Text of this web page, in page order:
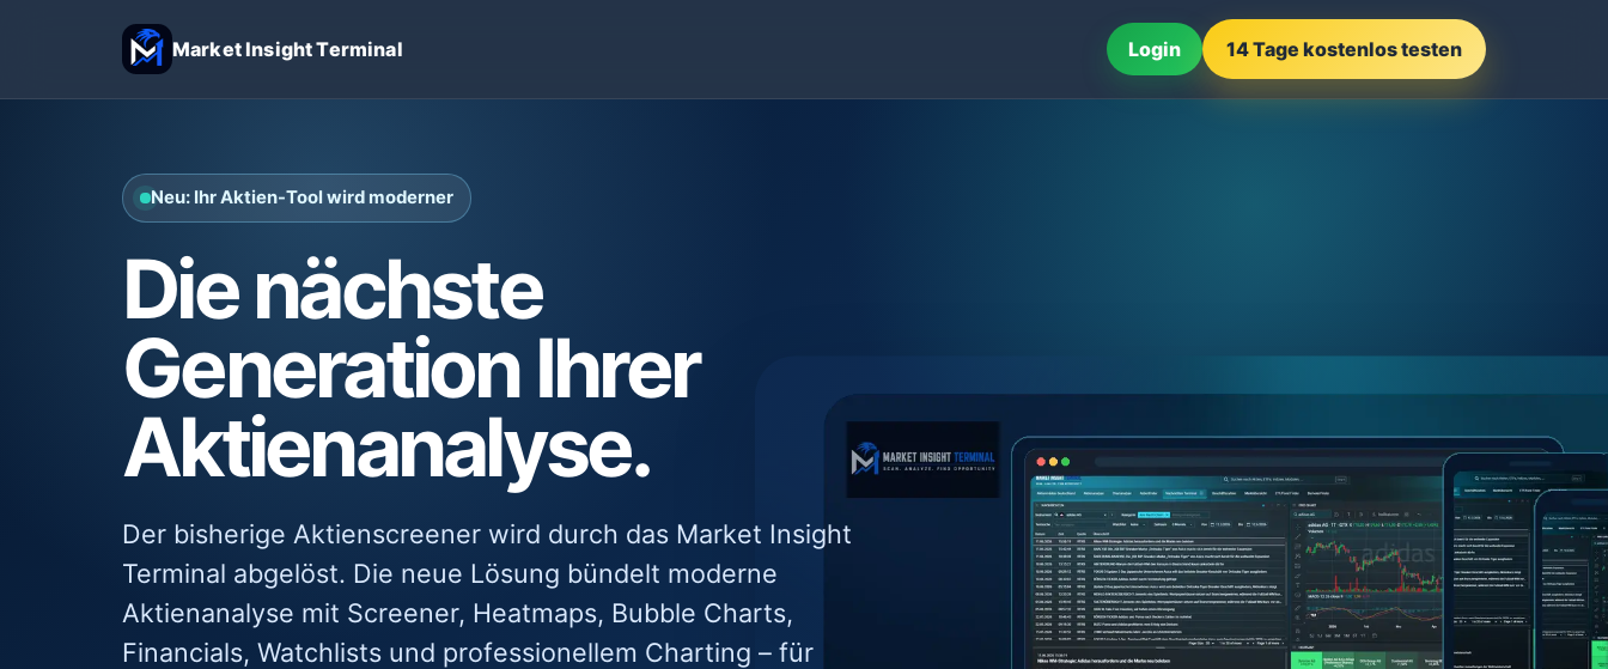
Market Insight Terminal Login 14 Tage kostenlos testen
Neu: Ihr Aktien-Tool wird moderner
Die nächste
Generation Ihrer
Aktienanalyse.
Der bisherige Aktienscreener wird durch das Market Insight
Terminal abgelöst. Die neue Lösung bündelt moderne
Aktienanalyse mit Screener, Heatmaps, Bubble Charts,
Financials, Watchlists und professionellem Charting – für